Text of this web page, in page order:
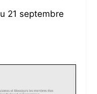
21 septembre